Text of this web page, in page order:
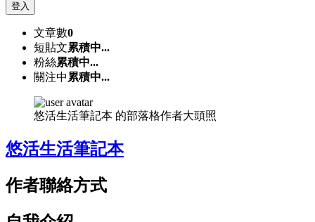
登入
文章數0
短貼文累積中...
粉絲累積中...
關注中 累積中...
悠活生活筆記本 的部落格作者大頭照
悠活生活筆記本
作者聯絡方式